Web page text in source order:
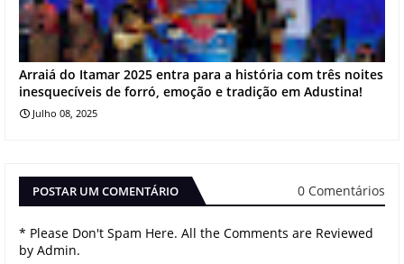
Arraiá do Itamar 2025 entra para a história com três noites
inesquecíveis de forró, emoção e tradição em Adustina!
Julho 08, 2025
POSTAR UM COMENTÁRIO 0 Comentários
* Please Don't Spam Here. All the Comments are Reviewed
by Admin.